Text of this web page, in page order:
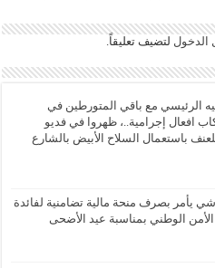
لتضيف تعليقاً.
الرئيسي مع باقي المتورطين في
افعال إجرامية..، ظهروا في فديو
باستعمال السلاح الأبيض بالشارع
يأمر بصرف منحة مالية تضامنية لفائدة
الوطني بمناسبة عيد الأضحى